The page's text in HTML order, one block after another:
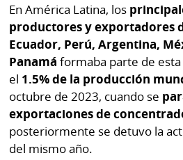
OTROS
SITIOS
Metro
por
Metro
Mi
Diario
Ellas
En América Latina, los
productores y exportadores
Ecuador, Perú, Argentina,
Panamá formaba parte de
el 1.5% de la producción
octubre de 2023, cuando se
exportaciones de
posteriormente se detuvo la
del mismo año.